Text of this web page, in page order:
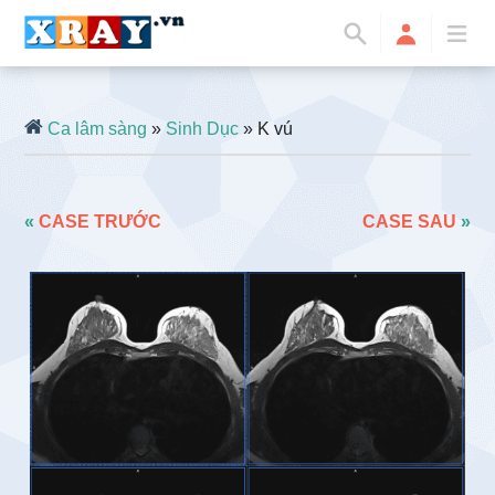
Ca lâm sàng »Sinh Dục » K vú
«CASE TRƯỚC CASE SAU »